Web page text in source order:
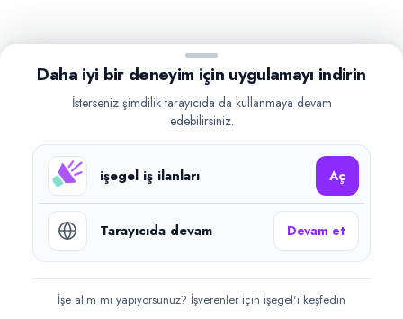
Daha iyi bir deneyim için uygulamayı indirin
İsterseniz şimdilik tarayıcıda da kullanmaya devam
edebilirsiniz.
işegel iş ilanları Aç
Tarayıcıda devam Devam et
İşe alım mı yapıyorsunuz? İşverenler için işegel'i keşfedin